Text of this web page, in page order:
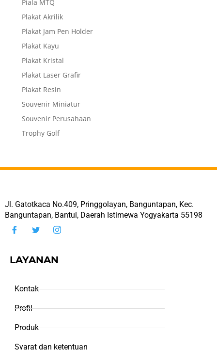
Piala MTQ
Plakat Akrilik
Plakat Jam Pen Holder
Plakat Kayu
Plakat Kristal
Plakat Laser Grafir
Plakat Resin
Souvenir Miniatur
Souvenir Perusahaan
Trophy Golf
Jl. Gatotkaca No.409, Pringgolayan, Banguntapan, Kec.
Banguntapan, Bantul, Daerah Istimewa Yogyakarta 55198
LAYANAN
Kontak
Profil
Produk
Syarat dan ketentuan